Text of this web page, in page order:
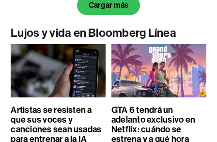
Cargar más
Lujos y vida en Bloomberg Línea
Artistas se resisten a
que sus voces y
canciones sean usadas
para entrenar a la IA
GTA 6 tendrá un
adelanto exclusivo en
Netflix: cuándo se
estrena y a qué hora